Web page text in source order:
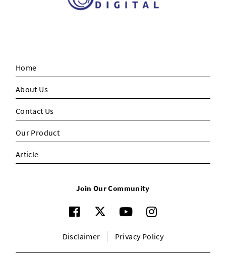
Home
About Us
Contact Us
Our Product
Article
Join Our Community
Disclaimer Privacy Policy